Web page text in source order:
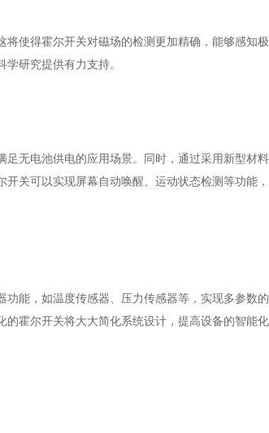
使得霍尔开关对磁场的检测更加精确，能够感知极
研究提供有力支持。
无电池供电的应用场景。同时，通过采用新型材料
关可以实现屏幕自动唤醒、运动状态检测等功能，
能，如温度传感器、压力传感器等，实现多参数的
霍尔开关将大大简化系统设计，提高设备的智能化